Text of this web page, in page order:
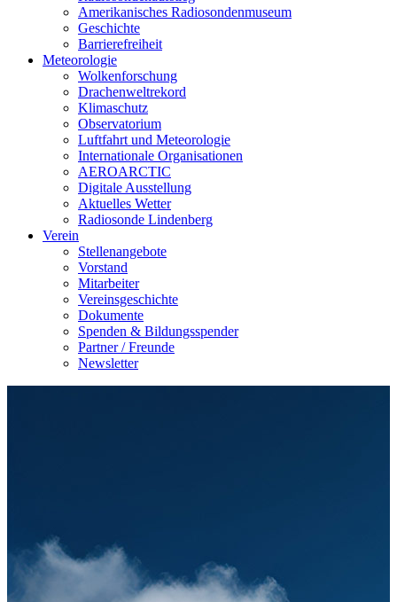
Amerikanisches Radiosondenmuseum
Geschichte
Barrierefreiheit
Meteorologie
Wolkenforschung
Drachenweltrekord
Klimaschutz
Observatorium
Luftfahrt und Meteorologie
Internationale Organisationen
AEROARCTIC
Digitale Ausstellung
Aktuelles Wetter
Radiosonde Lindenberg
Verein
Stellenangebote
Vorstand
Mitarbeiter
Vereinsgeschichte
Dokumente
Spenden & Bildungsspender
Partner / Freunde
Newsletter